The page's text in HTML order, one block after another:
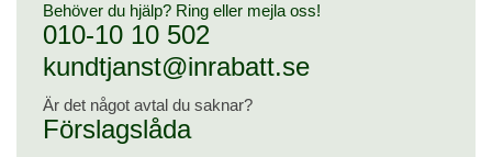
Behöver du hjälp? Ring eller mejla oss!
010-10 10 502
kundtjanst@inrabatt.se
Är det något avtal du saknar?
Förslagslåda